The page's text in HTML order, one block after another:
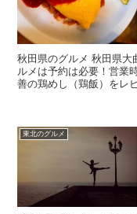
秋田県のグルメ 秋田県大曲で有名なパンプキンハウスのデカ盛りグ
ルメは予約は必要！営業時間もご紹介！
善の鶏めし（鶏飯）をレビュ
東北のグルメ